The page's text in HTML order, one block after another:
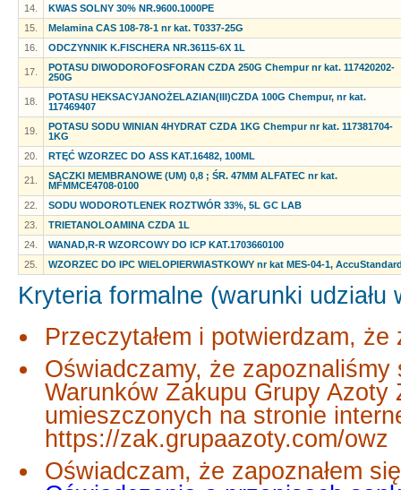
14.
KWAS SOLNY 30% NR.9600.1000PE
15.
Melamina CAS 108-78-1 nr kat. T0337-25G
16.
ODCZYNNIK K.FISCHERA NR.36115-6X 1L
17.
POTASU DIWODOROFOSFORAN CZDA 250G Chempur nr kat. 117420202-
250G
18.
POTASU HEKSACYJANOŻELAZIAN(III)CZDA 100G Chempur, nr kat.
117469407
19.
POTASU SODU WINIAN 4HYDRAT CZDA 1KG Chempur nr kat. 117381704-
1KG
20.
RTĘĆ WZORZEC DO ASS KAT.16482, 100ML
21.
SĄCZKI MEMBRANOWE (UM) 0,8 ; ŚR. 47MM ALFATEC nr kat.
MFMMCE4708-0100
22.
SODU WODOROTLENEK ROZTWÓR 33%, 5L GC LAB
23.
TRIETANOLOAMINA CZDA 1L
24.
WANAD,R-R WZORCOWY DO ICP KAT.1703660100
25.
WZORZEC DO IPC WIELOPIERWIASTKOWY nr kat MES-04-1,
Kryteria formalne (warunki udziału
Przeczytałem i potwierdzam,
Oświadczamy, że
Warunków Zakupu Grupy Azoty
umieszczonych na stronie
https://zak.grupaazoty.com/owz
Oświadczam, że zapoznałem